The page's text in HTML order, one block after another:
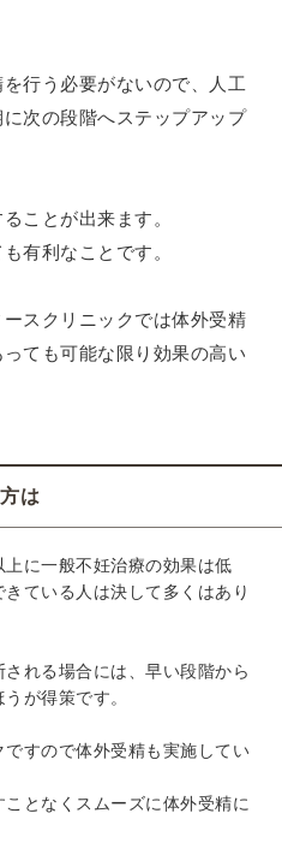
行う必要がないので、人工
次の段階へステップアップ
ことが出来ます。
有利なことです。
スクリニックでは体外受精
ても可能な限り効果の高い
は
に一般不妊治療の効果は低
ている人は決して多くはあり
れる場合には、早い段階から
が得策です。
すので体外受精も実施してい
となくスムーズに体外受精に